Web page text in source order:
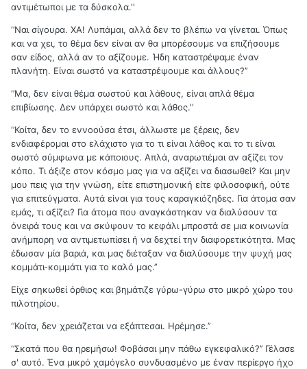
αντιμέτωποι με τα δύσκολα.''
‘’Ναι σίγουρα. ΧΑ! Λυπάμαι, αλλά δεν το βλέπω να γίνεται. Όπως
και να χει, το θέμα δεν είναι αν θα μπορέσουμε να επιζήσουμε
σαν είδος, αλλά αν το αξίζουμε. Ήδη καταστρέψαμε έναν
πλανήτη. Είναι σωστό να καταστρέψουμε και άλλους?’’
‘’Μα, δεν είναι θέμα σωστού και λάθους, είναι απλά θέμα
επιβίωσης. Δεν υπάρχει σωστό και λάθος.''
‘’Κοίτα, δεν το εννοούσα έτσι, άλλωστε με ξέρεις, δεν
ενδιαφέρομαι στο ελάχιστο για το τι είναι λάθος και το τι είναι
σωστό σύμφωνα με κάποιους. Απλά, αναρωτιέμαι αν αξίζει τον
κόπο. Τι άξιζε στον κόσμο μας για να αξίζει να διασωθεί? Και μην
μου πεις για την γνώση, είτε επιστημονική είτε φιλοσοφική, ούτε
για επιτεύγματα. Αυτά είναι για τους καραγκιόζηδες. Για άτομα σαν
εμάς, τι αξίζει? Για άτομα που αναγκάστηκαν να διαλύσουν τα
όνειρά τους και να σκύψουν το κεφάλι μπροστά σε μια κοινωνία
ανήμπορη να αντιμετωπίσει ή να δεχτεί την διαφορετικότητα. Μας
έδωσαν μία βαριά, και μας διέταξαν να διαλύσουμε την ψυχή μας
κομμάτι-κομμάτι για το καλό μας.’’
Είχε σηκωθεί όρθιος και βημάτιζε γύρω-γύρω στο μικρό χώρο του
πιλοτηρίου.
‘’Κοίτα, δεν χρειάζεται να εξάπτεσαι. Ηρέμησε.’’
‘’Σκατά που θα ηρεμήσω! Φοβάσαι μην πάθω εγκεφαλικό?’’ Γέλασε
σ' αυτό. Ένα μικρό χαμόγελο συνδυασμένο με έναν περίεργο ήχο